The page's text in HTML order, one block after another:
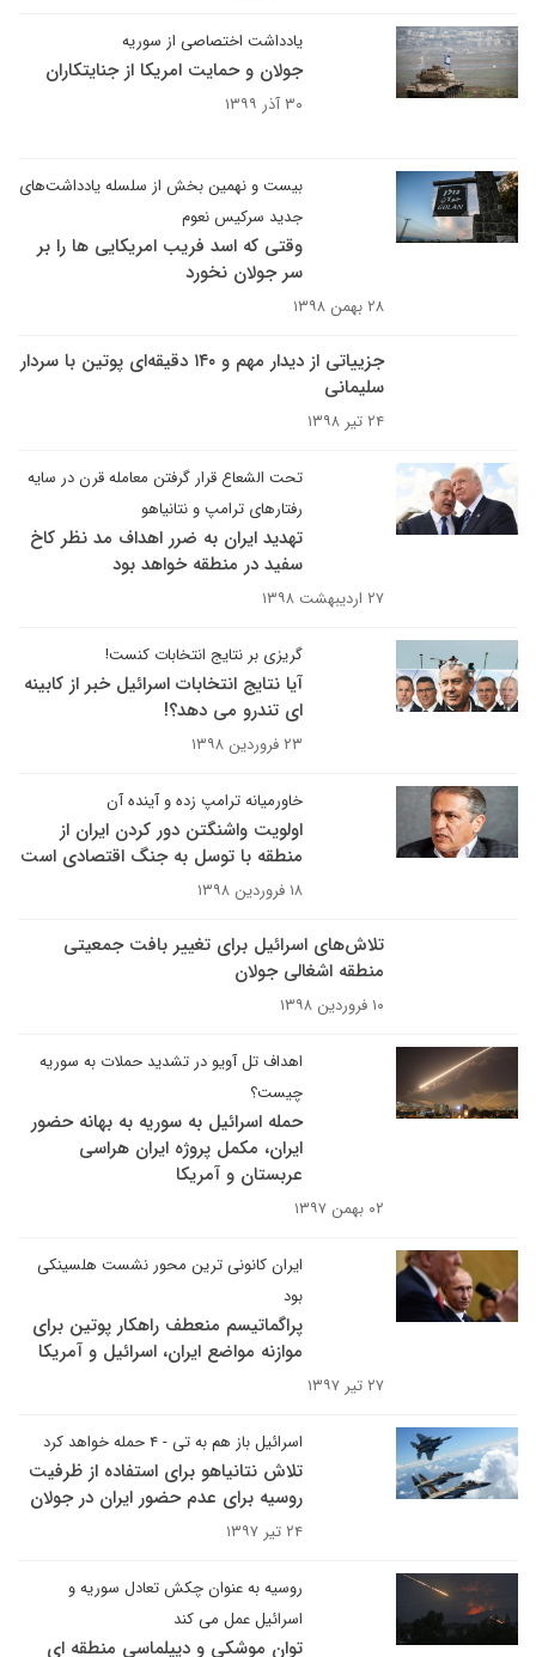
یادداشت اختصاصی از سوریه
جولان و حمایت امریکا از جنایتکاران
۳۰ آذر ۱۳۹۹
بیست و نهمین بخش از سلسله یادداشت‌های
جدید سرکیس نعوم
وقتی که اسد فریب امریکایی ها را بر
سر جولان نخورد
۲۸ بهمن ۱۳۹۸
جزییاتی از دیدار مهم و ۱۴۰ دقیقه‌ای پوتین با سردار
سلیمانی
۲۴ تیر ۱۳۹۸
تحت الشعاع قرار گرفتن معامله قرن در سایه
رفتارهای ترامپ و نتانیاهو
تهدید ایران به ضرر اهداف مد نظر کاخ
سفید در منطقه خواهد بود
۲۷ اردیبهشت ۱۳۹۸
گریزی بر نتایج انتخابات کنست!
آیا نتایج انتخابات اسرائیل خبر از کابینه
ای تندرو می دهد؟!
۲۳ فروردین ۱۳۹۸
خاورمیانه ترامپ زده و آینده آن
اولویت واشنگتن دور کردن ایران از
منطقه با توسل به جنگ اقتصادی است
۱۸ فروردین ۱۳۹۸
تلاش‌های اسرائیل برای تغییر بافت جمعیتی
منطقه اشغالی جولان
۱۰ فروردین ۱۳۹۸
اهداف تل آویو در تشدید حملات به سوریه
چیست؟
حمله اسرائیل به سوریه به بهانه حضور
ایران، مکمل پروژه ایران هراسی
عربستان و آمریکا
۰۲ بهمن ۱۳۹۷
ایران کانونی ترین محور نشست هلسینکی
بود
پراگماتیسم منعطف راهکار پوتین برای
موازنه مواضع ایران، اسرائیل و آمریکا
۲۷ تیر ۱۳۹۷
اسرائیل باز هم به تی - ۴ حمله خواهد کرد
تلاش نتانیاهو برای استفاده از ظرفیت
روسیه برای عدم حضور ایران در جولان
۲۴ تیر ۱۳۹۷
روسیه به عنوان چکش تعادل سوریه و
اسرائیل عمل می کند
توان موشکی و دیپلماسی منطقه ای